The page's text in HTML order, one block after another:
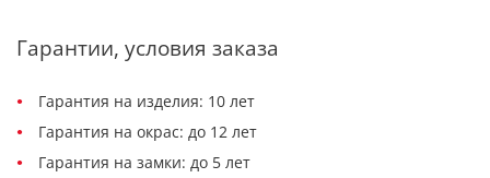
Гарантии, условия заказа
Гарантия на изделия: 10 лет
Гарантия на окрас: до 12 лет
Гарантия на замки: до 5 лет